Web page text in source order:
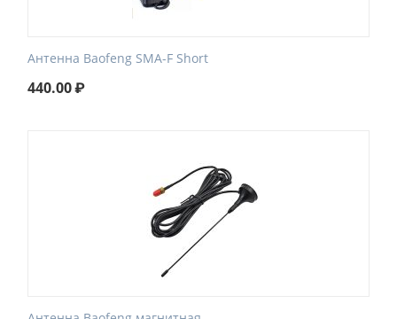
Антенна Baofeng SMA-F Short
440.00₽